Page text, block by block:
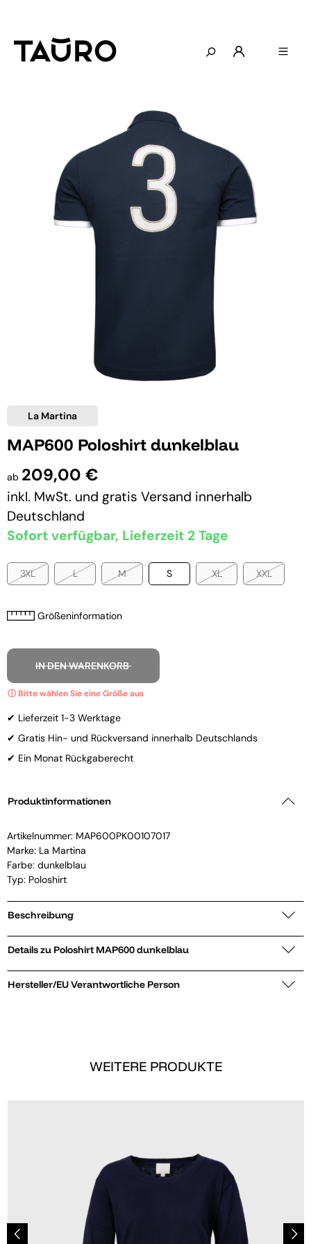
La Martina
MAP600 Poloshirt dunkelblau
ab 209,00 €
inkl. MwSt. und gratis Versand innerhalb
Deutschland
Sofort verfügbar, Lieferzeit 2 Tage
3XL L M S XL XXL
Größeninformation
IN DEN WARENKORB
✔ Lieferzeit 1-3 Werktage
✔ Gratis Hin- und Rückversand innerhalb Deutschlands
✔ Ein Monat Rückgaberecht
Produktinformationen
Artikelnummer: MAP600PK00107017
Marke: La Martina
Farbe: dunkelblau
Typ: Poloshirt
Beschreibung
Details zu Poloshirt MAP600 dunkelblau
Hersteller/EU Verantwortliche Person
WEITERE PRODUKTE